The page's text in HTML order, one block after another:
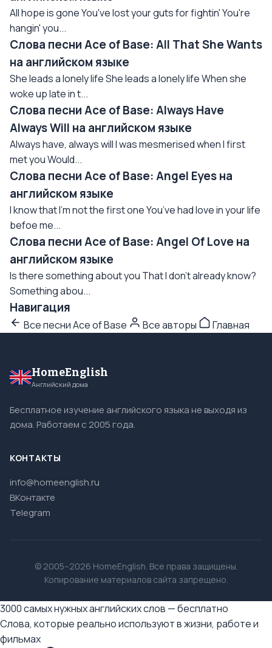
All hope is gone You've lost your guts for fightin' You're
hangin' you...
Слова песни Ace of Base: All That She Wants
на английском языке
She leads a lonely life She leads a lonely life When she
woke up late in t...
Слова песни Ace of Base: Always Have
Always Will на английском языке
Always have, always will I was mesmerised when I first
met you Would...
Слова песни Ace of Base: Angel Eyes на
английском языке
I know that I’m not the first one You’ve had love in your life
befoe me...
Слова песни Ace of Base: Angel Of Love на
английском языке
Is there something about you That I don't already know?
Something abou...
Навигация
Все песни Ace of Base Все авторы Главная
HomeEnglish
Английский дома
Бесплатное изучение английского языка не выходя из
дома. Работаем с 2005 года.
КОНТАКТЫ
info@homeenglish.ru
ВКонтакте
Telegram
© 2005–2026 HomeEnglish. Все права защищены.
Копирование материалов сайта запрещено.
3000 самых нужных английских слов — бесплатно
Слова, которые реально используют в жизни, работе и
фильмах